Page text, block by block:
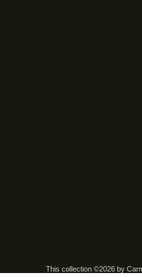
This collection ©2026 by